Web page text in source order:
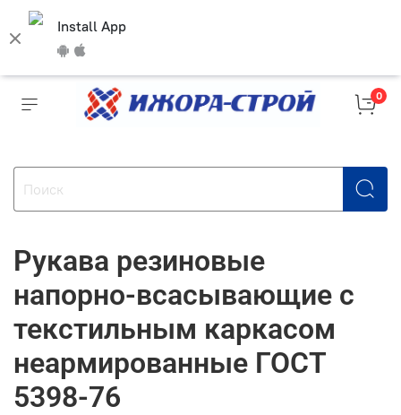
Install App
0
Рукава резиновые
напорно-всасывающие с
текстильным каркасом
неармированные ГОСТ
5398-76